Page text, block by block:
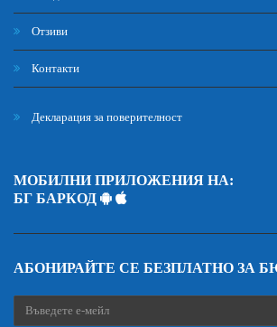
Отзиви
Контакти
Декларация за поверителност
МОБИЛНИ ПРИЛОЖЕНИЯ НА:
БГ БАРКОД
АБОНИРАЙТЕ СЕ БЕЗПЛАТНО ЗА